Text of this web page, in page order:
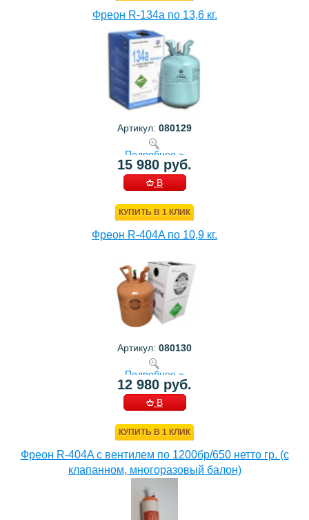
Фреон R-134a по 13,6 кг.
Артикул: 080129
Подробнее »
15 980 руб.
В
КУПИТЬ В 1 КЛИК
Фреон R-404A по 10,9 кг.
Артикул: 080130
Подробнее »
12 980 руб.
В
КУПИТЬ В 1 КЛИК
Фреон R-404A с вентилем по 1200бр/650 нетто гр. (с
клапанном, многоразовый балон)